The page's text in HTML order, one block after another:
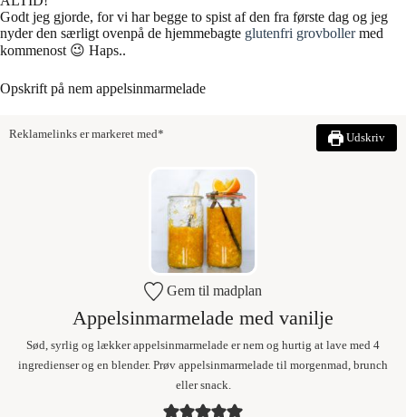
Godt jeg gjorde, for vi har begge to spist af den fra første dag og jeg
nyder den særligt ovenpå de hjemmebagte glutenfri grovbollermed
kommenost 😉 Haps..
Opskrift på nem appelsinmarmelade
Reklamelinks er markeret med* Udskriv
Gem til madplan
Appelsinmarmelade med vanilje
Sød, syrlig og lækker appelsinmarmelade er nem og hurtig at lave med 4
ingredienser og en blender. Prøv appelsinmarmelade til morgenmad, brunch
eller snack.